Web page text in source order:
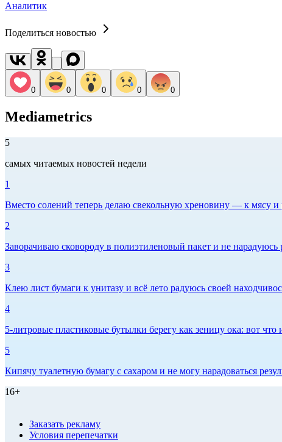
Аналитик
Поделиться новостью
0 0 0 0 0
Mediametrics
5
самых читаемых новостей недели
1
Вместо солений теперь делаю свекольную хреновину — к мясу и
2
Заворачиваю сковороду в полиэтиленовый пакет и не нарадуюсь
3
Клею лист бумаги к унитазу и всё лето радуюсь своей
4
5-литровые пластиковые бутылки берегу как зеницу ока: вот
5
Кипячу туалетную бумагу с сахаром и не могу нарадоваться
16+
Заказать рекламу
Условия перепечатки